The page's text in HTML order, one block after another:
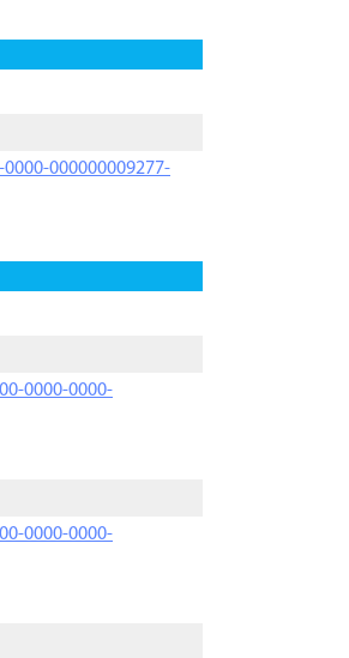
000000009277-
0000-0000-
0000-0000-